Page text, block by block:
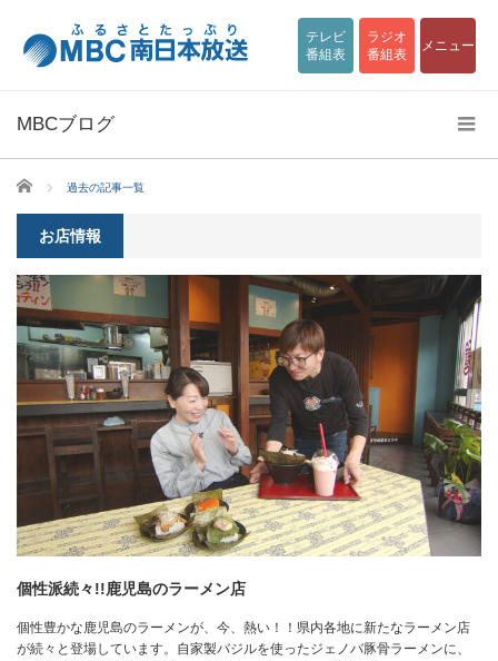
テレビ
番組表
ラジオ
番組表
メニュー
MBCブログ
ホーム 過去の記事一覧
お店情報
個性派続々!!鹿児島のラーメン店
個性豊かな鹿児島のラーメンが、今、熱い！！県内各地に新たなラーメン店
が続々と登場しています。自家製バジルを使ったジェノバ豚骨ラーメンに、